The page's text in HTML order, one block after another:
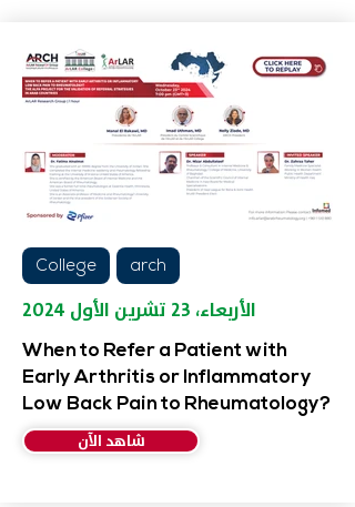
College arch
الأربعاء، ٢٣ تشرين الأول ٢٠٢٤
When to Refer a Patient with
Early Arthritis or Inflammatory
Low Back Pain to Rheumatology?
شاهد الآن